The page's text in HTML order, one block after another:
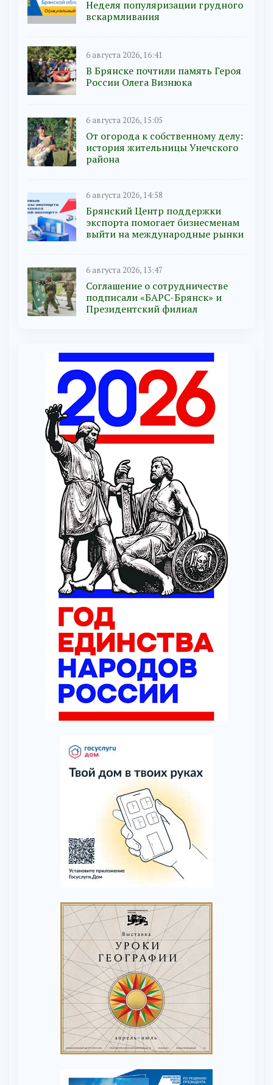
Неделя популяризации грудного
вскармливания
6 августа 2026, 16:41
В Брянске почтили память Героя
России Олега Визнюка
6 августа 2026, 15:05
От огорода к собственному делу:
история жительницы Унечского
района
6 августа 2026, 14:58
Брянский Центр поддержки
экспорта помогает бизнесменам
выйти на международные рынки
6 августа 2026, 13:47
Соглашение о сотрудничестве
подписали «БАРС-Брянск» и
Президентский филиал